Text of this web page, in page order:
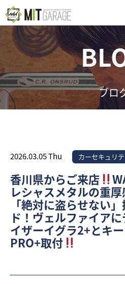
ブロ
2026.03.05 Thu カーセキュリ
香川県からご来店
レシャスメタルの重
「絶対に盗らせない
ド！ヴェルファイア
イザーイグラ2+とキ
PRO+取付